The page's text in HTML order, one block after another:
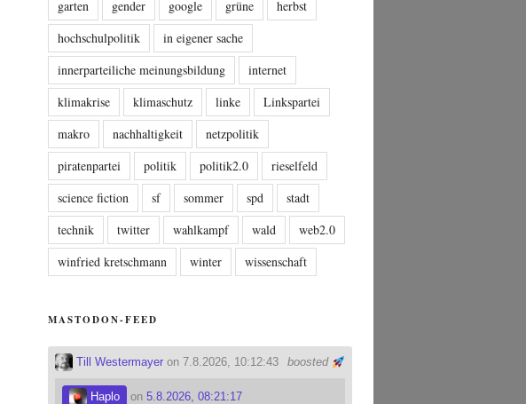
garten
gender google grüne
herbst
hochschulpolitik
in eigener sache
innerparteiliche meinungsbildung
internet
klimakrise
klimaschutz linke
Linkspartei
makro
nachhaltigkeit
netzpolitik
piratenpartei
politik politik2.0
rieselfeld
science fiction
sf sommer spd
stadt
technik
twitter wahlkampf wald
web2.0
winfried kretschmann
winter wissenschaft
MASTODON-FEED
boosted
Till Westermayer on 7.8.2026, 10:12:43
Haplo on5.8.2026, 08:21:17